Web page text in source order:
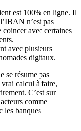
est 100% en ligne. Il
n’est pas
coincer avec certaines
avec plusieurs
digitaux.
se résume pas
calcul à faire,
C’est sur
comme
les banques